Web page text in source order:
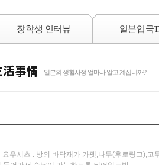
장학생 인터뷰 일본입국
일본의 생활사정 얼마나 알고 계십니까?
우시츠 : 방의 바닥재가 카펫,나무(후로링그),